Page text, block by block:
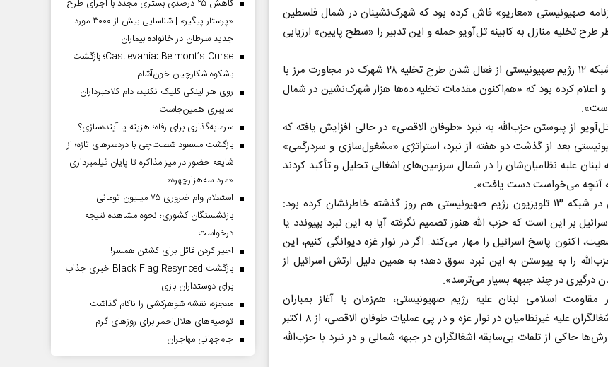
صهیونیستی «معاریو» فاش کرده بود که شهرک‌نشینان در شمال فلسطین
طرح تخلیه منازل به کابینه تل‌آویو حمله و این تدبیر را «سطح پایین» ارزیابی
پیش از این، شبکه ۱۲ رژیم صهیونیستی از فعال شدن طرح تخلیه ۲۸ شهرک در مجاورت مرز با
و اعلام کرده بود که «هم‌اکنون مقدمات تخلیه ده‌ها هزار شهرک‌نشین در شمال
از پیوستن حزب‌الله به نبرد «طوفان الاقصی» در حالی افزایش یافته که
بعد از گذشت دو هفته از نبرد، استراتژی «مشغول‌سازی و سردرگمی»
علیه نظامیان‌شان را در شمال سرزمین‌های اشغالی تحلیل و تأکید کردند
آنچه می‌خواست دست یافت».
تحلیلگر نظامی در شبکه ۱۳ تلویزیون رژیم صهیونیستی هم روز گذشته خاطرنشان کرده بود:
بر این است که حزب الله هنوز تصمیم نگرفته آیا به این نبرد بپیوندد یا
اکنون پاسخ اسرائیل را مهار می‌کند. اگر در نوار غزه دیوانگی کنیم، این
را به پیوستن به این نبرد سوق دهد؛ به همین دلیل ارتش اسرائیل از
درگیری در چند جبهه بسیار می‌ترسد».
مقاومت اسلامی لبنان علیه رژیم صهیونیستی، هم‌زمان با آغاز بمباران
تلافی‌جویانه اشغالگران علیه غیرنظامیان در نوار غزه و در پی عملیات طوفان الاقصی، از ۸ اکتبر
حاکی از تلفات بی‌سابقه اشغالگران در جبهه شمالی و در نبرد با حزب‌الله
کاهش ۲۵ درصدی بستری مجدد با اجرای طرح
«پرستار پیگیر» | شناسایی بیش از ۳۰۰۰ مورد
جدید سرطان در خانواده بیماران
Castlevania: Belmont’s Curse؛ بازگشت
باشکوه شکارچیان خون‌آشام
روی هر لینکی کلیک نکنید، دام کلاهبرداران
سایبری همین‌جاست
سرمایه‌گذاری برای رفاه؛ هزینه یا آینده‌سازی؟
بازگشت مسعود شصت‌چی با دردسر‌های تازه؛ از
شایعه حضور در میز مذاکره تا پایان فیلمبرداری
«مرد سه‌هزارچهره»
استعلام وام ضروری ۷۵ میلیون تومانی
بازنشستگان کشوری؛ نحوه مشاهده نتیجه
درخواست
اجیر کردن قاتل برای کشتن همسر!
بازگشت Black Flag Resynced خبری جذاب
برای دوستداران بازی
معجزه، نقشه شوهرکشی را ناکام گذاشت
توصیه‌های هلال‌احمر برای روز‌های گرم
جام‌جهانی مهاجران